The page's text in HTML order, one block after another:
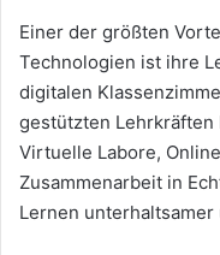
Einer der größten
Technologien ist ihre
digitalen
gestützten
Virtuelle Labore,
Zusammenarbeit in
Lernen